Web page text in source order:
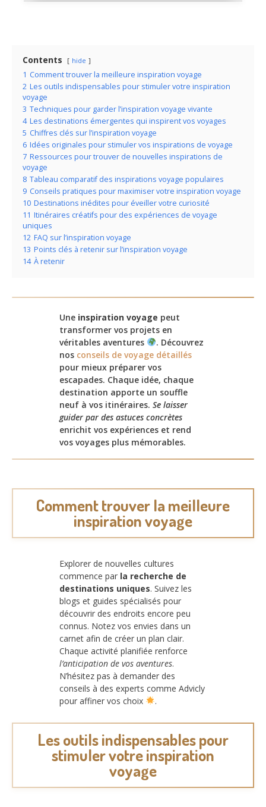
Contents hide
1 Comment trouver la meilleure inspiration voyage
2 Les outils indispensables pour stimuler votre inspiration
voyage
3 Techniques pour garder l’inspiration voyage vivante
4 Les destinations émergentes qui inspirent vos voyages
5 Chiffres clés sur l’inspiration voyage
6 Idées originales pour stimuler vos inspirations de voyage
7 Ressources pour trouver de nouvelles inspirations de
voyage
8 Tableau comparatif des inspirations voyage populaires
9 Conseils pratiques pour maximiser votre inspiration voyage
10 Destinations inédites pour éveiller votre curiosité
11 Itinéraires créatifs pour des expériences de voyage
uniques
12 FAQ sur l’inspiration voyage
13 Points clés à retenir sur l’inspiration voyage
14 À retenir
Une inspiration voyage peut
transformer vos projets en
véritables aventures
. Découvrez
nos conseils de voyage détaillés
pour mieux préparer vos
escapades. Chaque idée, chaque
destination apporte un souffle
neuf à vos itinéraires. Se laisser
guider par des astuces concrètes
enrichit vos expériences et rend
vos voyages plus mémorables.
Comment trouver la meilleure
inspiration voyage
Explorer de nouvelles cultures
commence par la recherche de
destinations uniques. Suivez les
blogs et guides spécialisés pour
découvrir des endroits encore peu
connus. Notez vos envies dans un
carnet afin de créer un plan clair.
Chaque activité planifiée renforce
l’anticipation de vos aventures.
N’hésitez pas à demander des
conseils à des experts comme Advicly
pour affiner vos choix
.
Les outils indispensables pour
stimuler votre inspiration
voyage